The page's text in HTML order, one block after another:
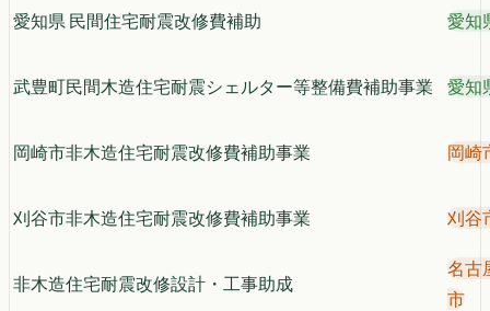
愛知県 民間住宅耐震改修費補助 愛知
武豊町民間木造住宅耐震シェルター等整備費補助事業 愛知
岡崎市非木造住宅耐震改修費補助事業 岡崎
刈谷市非木造住宅耐震改修費補助事業 刈谷
非木造住宅耐震改修設計・工事助成
名古
市